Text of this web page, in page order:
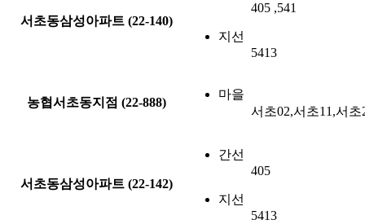
서초동삼성아파트 (22-140)
405 ,541
지선
5413
농협서초동지점 (22-888)
마을
서초02,서초11,서초
서초동삼성아파트 (22-142)
간선
405
지선
5413